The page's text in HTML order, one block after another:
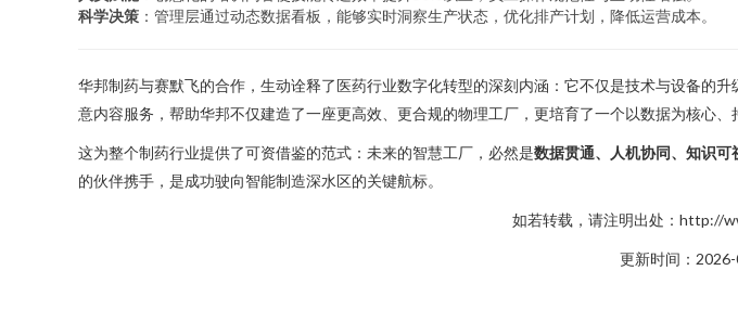
科学决策 ：管理层通过动态数据看板，能够实时洞察生产状态，优化排产计划，降低运营成本。
华邦制药与赛默飞的合作，生动诠释了医药行业数字化转型的深刻内涵：它不仅是技术与设备的升
意内容服务，帮助华邦不仅建造了一座更高效、更合规的物理工厂，更培育了一个以数据为核心、
这为整个制药行业提供了可资借鉴的范式：未来的智慧工厂，必然是数据贯通、人机协同、知识可
的伙伴携手，是成功驶向智能制造深水区的关键航标。
如若转载，请注明出处：http://
更新时间：